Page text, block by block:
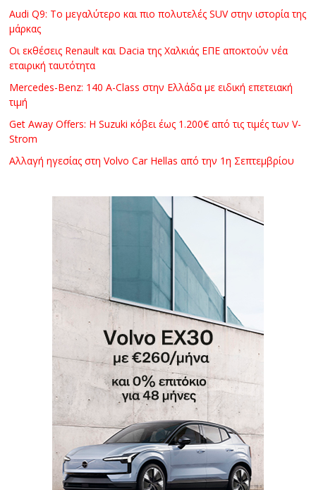
Audi Q9: Το μεγαλύτερο και πιο πολυτελές SUV στην ιστορία της
μάρκας
Οι εκθέσεις Renault και Dacia της Χαλκιάς ΕΠΕ αποκτούν νέα
εταιρική ταυτότητα
Mercedes-Benz: 140 A-Class στην Ελλάδα με ειδική επετειακή
τιμή
Get Away Offers: Η Suzuki κόβει έως 1.200€ από τις τιμές των V-
Strom
Αλλαγή ηγεσίας στη Volvo Car Hellas από την 1η Σεπτεμβρίου